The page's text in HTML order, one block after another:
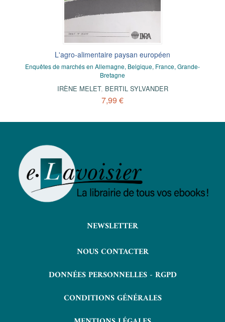
L'agro-alimentaire paysan européen
Enquêtes de marchés en Allemagne, Belgique, France, Grande-
Bretagne
IRÈNE MELET, BERTIL SYLVANDER
7,99 €
NEWSLETTER
NOUS CONTACTER
DONNÉES PERSONNELLES - RGPD
CONDITIONS GÉNÉRALES